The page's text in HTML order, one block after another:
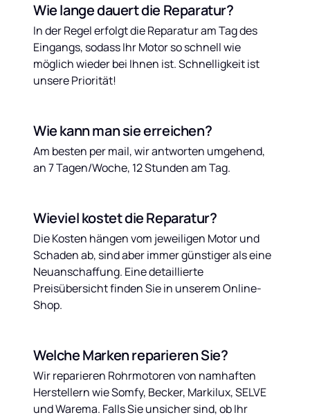
Wie lange dauert die Reparatur?
In der Regel erfolgt die Reparatur am Tag des
Eingangs, sodass Ihr Motor so schnell wie
möglich wieder bei Ihnen ist. Schnelligkeit ist
unsere Priorität!
Wie kann man sie erreichen?
Am besten per mail, wir antworten umgehend,
an 7 Tagen/Woche, 12 Stunden am Tag.
Wieviel kostet die Reparatur?
Die Kosten hängen vom jeweiligen Motor und
Schaden ab, sind aber immer günstiger als eine
Neuanschaffung. Eine detaillierte
Preisübersicht finden Sie in unserem Online-
Shop.
Welche Marken reparieren Sie?
Wir reparieren Rohrmotoren von namhaften
Herstellern wie Somfy, Becker, Markilux, SELVE
und Warema. Falls Sie unsicher sind, ob Ihr